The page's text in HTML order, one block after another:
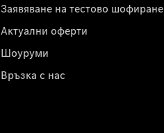
Заявяване на тестово шофиране
Актуални оферти
Шоуруми
Връзка с нас